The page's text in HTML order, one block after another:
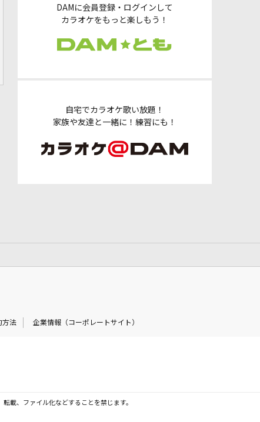
DAMに会員登録・ログインして
カラオケをもっと楽しもう！
自宅でカラオケ歌い放題！
家族や友達と一緒に！練習にも！
方法 企業情報（コーポレートサイト）
載、ファイル化などすることを禁じます。